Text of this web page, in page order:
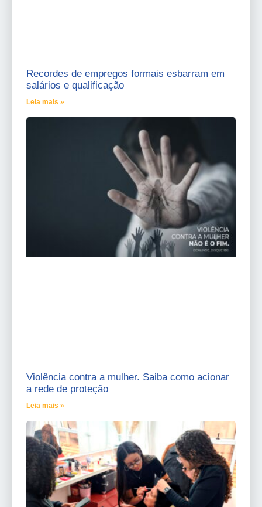
Recordes de empregos formais esbarram em
salários e qualificação
Leia mais »
Violência contra a mulher. Saiba como acionar
a rede de proteção
Leia mais »